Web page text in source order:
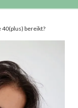
bereikt?